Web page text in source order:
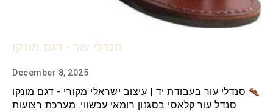
סנדלי עור - דגם מונקו
December 8, 2025
סנדלי עור בעבודת יד | עיצוב ישראלי מקורי - דגם מונקו
סנדל עור קלאסי בסגנון רומאי עכשווי. מערכת רצועות